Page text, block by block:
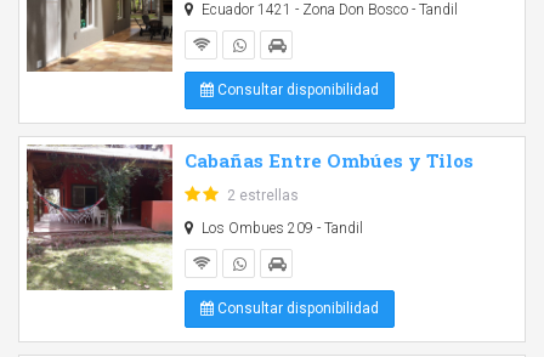
Ecuador 1421 - Zona Don Bosco - Tandil
Consultar disponibilidad
Cabañas Entre Ombúes y Tilos
2 estrellas
Los Ombues 209 - Tandil
Consultar disponibilidad